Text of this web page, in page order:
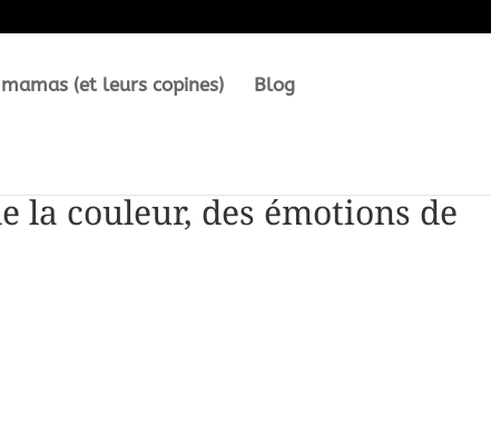
(et leurs copines) Blog
la couleur, des émotions de